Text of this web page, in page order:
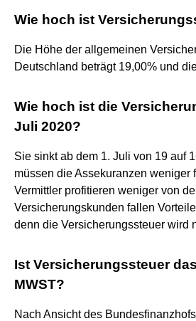
Wie hoch ist
Die Höhe der allgemeinen
Deutschland beträgt 19,00% und
Wie hoch ist die
Juli 2020?
Sie sinkt ab dem 1. Juli von 19 auf
müssen die Assekuranzen weniger
Vermittler profitieren weniger von
Versicherungskunden fallen
denn die Versicherungssteuer wird
Ist Versicherungssteuer
MWST?
Nach Ansicht des